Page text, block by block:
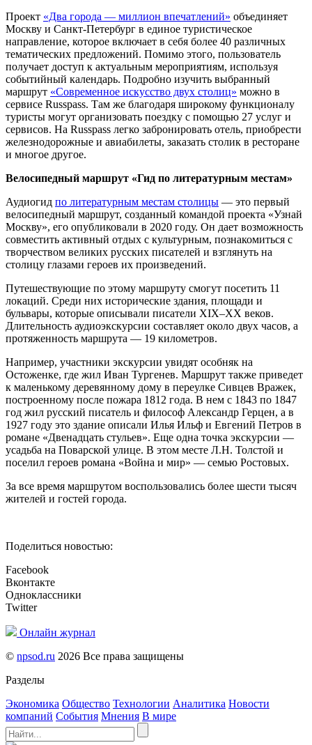
Проект «Два города — миллион впечатлений» объединяет
Москву и Санкт-Петербург в единое туристическое
направление, которое включает в себя более 40 различных
тематических предложений. Помимо этого, пользователь
получает доступ к актуальным мероприятиям, используя
событийный календарь. Подробно изучить выбранный
маршрут «Современное искусство двух столиц» можно в
сервисе Russpass. Там же благодаря широкому функционалу
туристы могут организовать поездку с помощью 27 услуг и
сервисов. На Russpass легко забронировать отель, приобрести
железнодорожные и авиабилеты, заказать столик в ресторане
и многое другое.
Велосипедный маршрут «Гид по литературным местам»
Аудиогид по литературным местам столицы — это первый
велосипедный маршрут, созданный командой проекта «Узнай
Москву», его опубликовали в 2020 году. Он дает возможность
совместить активный отдых с культурным, познакомиться с
творчеством великих русских писателей и взглянуть на
столицу глазами героев их произведений.
Путешествующие по этому маршруту смогут посетить 11
локаций. Среди них исторические здания, площади и
бульвары, которые описывали писатели XIX–XX веков.
Длительность аудиоэкскурсии составляет около двух часов, а
протяженность маршрута — 19 километров.
Например, участники экскурсии увидят особняк на
Остоженке, где жил Иван Тургенев. Маршрут также приведет
к маленькому деревянному дому в переулке Сивцев Вражек,
построенному после пожара 1812 года. В нем с 1843 по 1847
год жил русский писатель и философ Александр Герцен, а в
1927 году это здание описали Илья Ильф и Евгений Петров в
романе «Двенадцать стульев». Еще одна точка экскурсии —
усадьба на Поварской улице. В этом месте Л.Н. Толстой и
поселил героев романа «Война и мир» — семью Ростовых.
За все время маршрутом воспользовались более шести тысяч
жителей и гостей города.
Поделиться новостью:
Facebook
Вконтакте
Одноклассники
Twitter
Онлайн журнал
© npsod.ru 2026 Все права защищены
Разделы
Экономика Общество Технологии Аналитика Новости
компаний События Мнения В мире